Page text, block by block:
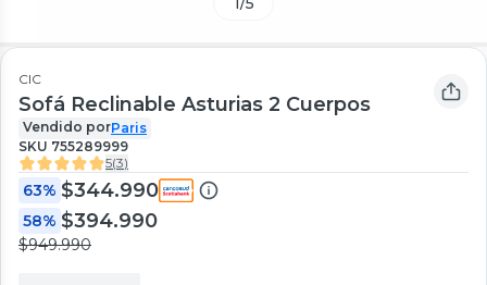
CIC
Sofá Reclinable Asturias 2 Cuerpos
Vendido porParis
SKU 755289999
5(3)
63% $344.990
58% $394.990
$949.990